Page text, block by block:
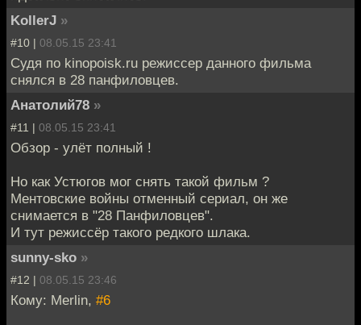
KollerJ »
#10 | 08.05.15 23:41
Судя по kinopoisk.ru режиссер данного фильма
снялся в 28 панфиловцев.
Анатолий78 »
#11 | 08.05.15 23:41
Обзор - улёт полный !
Но как Устюгов мог снять такой фильм ?
Ментовские войны отменный сериал, он же
снимается в "28 Панфиловцев".
И тут режиссёр такого редкого шлака.
sunny-sko »
#12 | 08.05.15 23:46
Кому: Merlin, #6